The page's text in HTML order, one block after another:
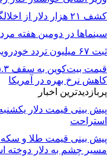
کشف ۲۱ هزار دلار از اخلالگران اقتصادی
سینماها در دومین هفته‌ مرداد ۴۴ میلیارد تومان
ثبت ۶۷ میلیون تردد خودرویی در ایام اربعین امسال
کاهش نرخ بهره در آمریکا
پربازدیدترین اخبار
استراحت
مسیر چشم به دلار